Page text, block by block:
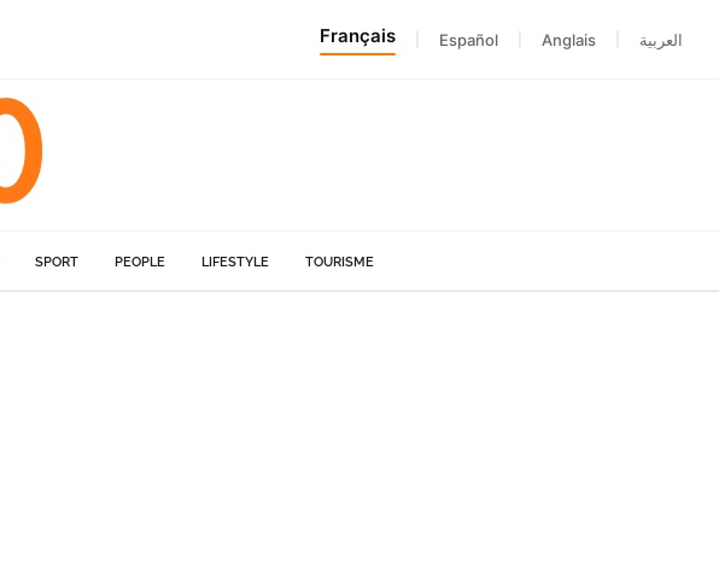
Français Español Anglais العربية
SPORT PEOPLE LIFESTYLE TOURISME